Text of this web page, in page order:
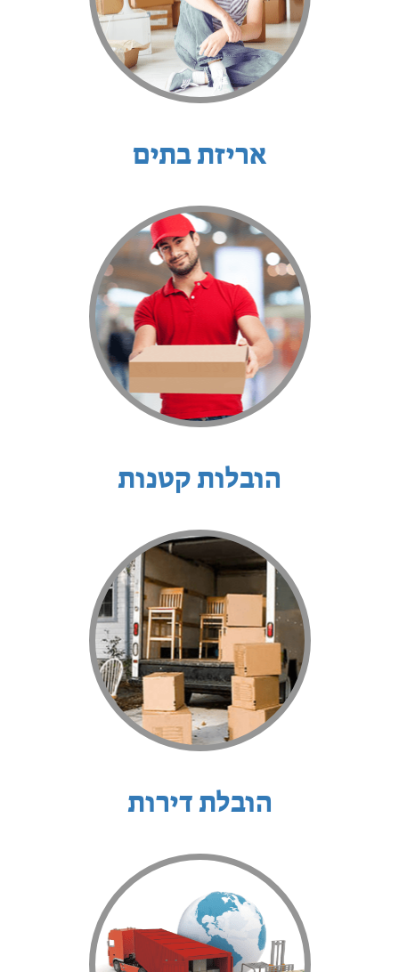
אריזת בתים
הובלות קטנות
הובלת דירות